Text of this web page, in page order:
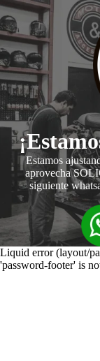
Estamos
aprovecha
siguiente
Liquid error (layout/
'password-footer' is